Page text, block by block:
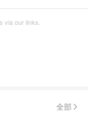
via our links.
全部